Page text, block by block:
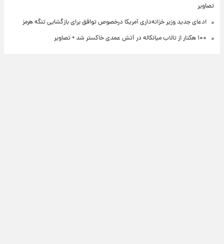
تصاویر
ادعای جدید وزیر خزانه‌داری آمریکا درخصوص توافق برای بازگشایی تنگه هرمز
۱۰۰ هکتار از تالاب میانکاله در آتش عمدی خاکستر شد + تصاویر